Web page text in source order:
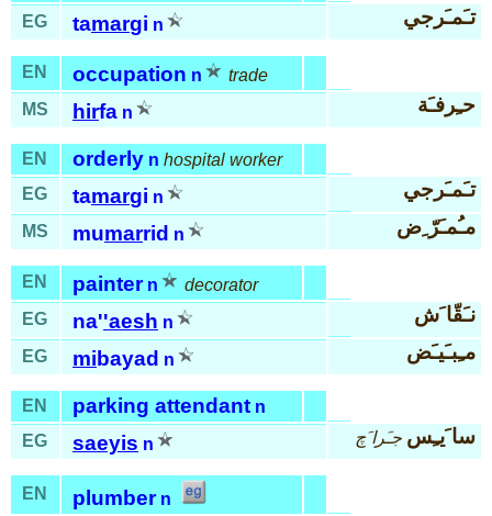
EG
tamargi n تـَمـَرجي
EN occupation n
trade
MS
hirfa n حـِرفـَة
EN orderly n hospital worker
EG
tamargi n تـَمـَرجي
MS mumarrid n مـُمـَرّ ِض
EN painter n
decorator
EG
na''aesh n نـَقّا َش
EG mibayad n مـِبـَيـَض
EN parking attendant n
EG
saeyis n سا َيـِس جـَرا َچ
EN plumber n